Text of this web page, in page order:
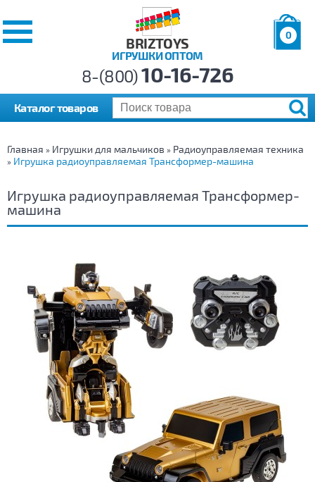
BRIZTOYS
ИГРУШКИ ОПТОМ
0
р.
8-(800)10-16-726
Каталог товаров
Главная » Игрушки для мальчиков » Радиоуправляемая техника
» Игрушка радиоуправляемая Трансформер-машина
Игрушка радиоуправляемая Трансформер-
машина